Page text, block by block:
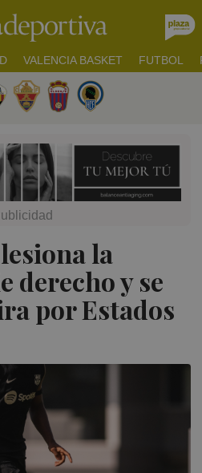
VALENCIA BASKET FUTBOL
la
derecho y se
por Estados